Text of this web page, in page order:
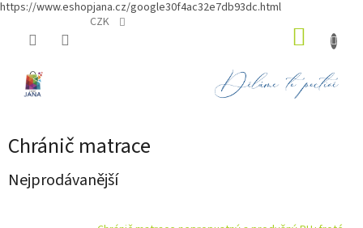
https://www.eshopjana.cz/google30f4ac32e7db93dc.html
CZK
Chránič matrace
Nejprodávanější